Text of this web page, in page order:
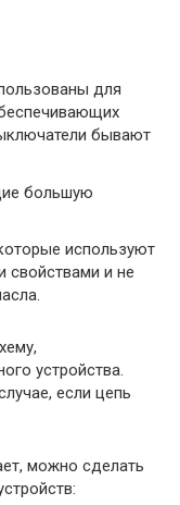
для
бывают
большую
используют
свойствами и не
устройства.
если цепь
можно сделать